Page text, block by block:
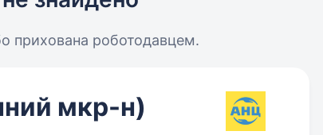
прихована роботодавцем.
мкр-н)